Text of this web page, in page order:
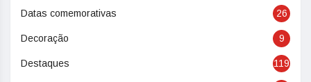
Datas comemorativas 26
Decoração 9
Destaques 119